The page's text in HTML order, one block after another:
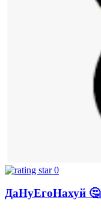
0
ДаНуЕгоНахуй 🤔